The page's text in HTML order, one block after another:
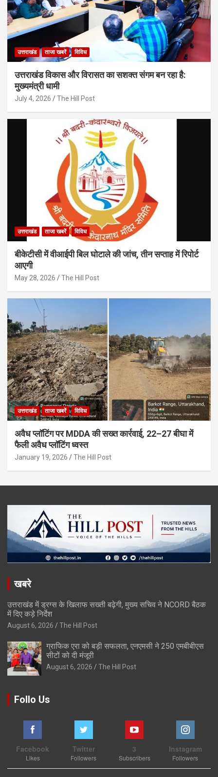
उत्तराखंड ताजा खबरें विविध
उत्तराखंड विकास और विरासत का सशक्त संगम बन रहा है:
मुख्यमंत्री धामी
July 4, 2026 The Hill Post
उत्तराखंड ताजा खबरें विविध
बीकेटीसी में वीआईपी बिल घोटाले की जांच, तीन सप्ताह में रिपोर्ट
आएगी
May 28, 2026 The Hill Post
उत्तराखंड ताजा खबरें विविध
अवैध प्लॉटिंग पर MDDA की सख्त कार्रवाई, 22–27 बीघा में
फैली अवैध प्लॉटिंग ध्वस्त
January 19, 2026 The Hill Post
खबरे
उत्तराखंड में ड्रग्स के खिलाफ सख्ती बढ़ेगी, मुख्य सचिव ने NCORD बैठक
में दिए कड़े निर्देश
August 6, 2026 The Hill Post
ग्राफिक एरा को बड़ी सफलता, एनएमसी ने 250 एमबीबीएस
सीटों को दी मंजूरी
August 6, 2026 The Hill Post
Follo Us
Facebook
Likes
Twitter
Followers
3
Subscribers
Instagram
Followers